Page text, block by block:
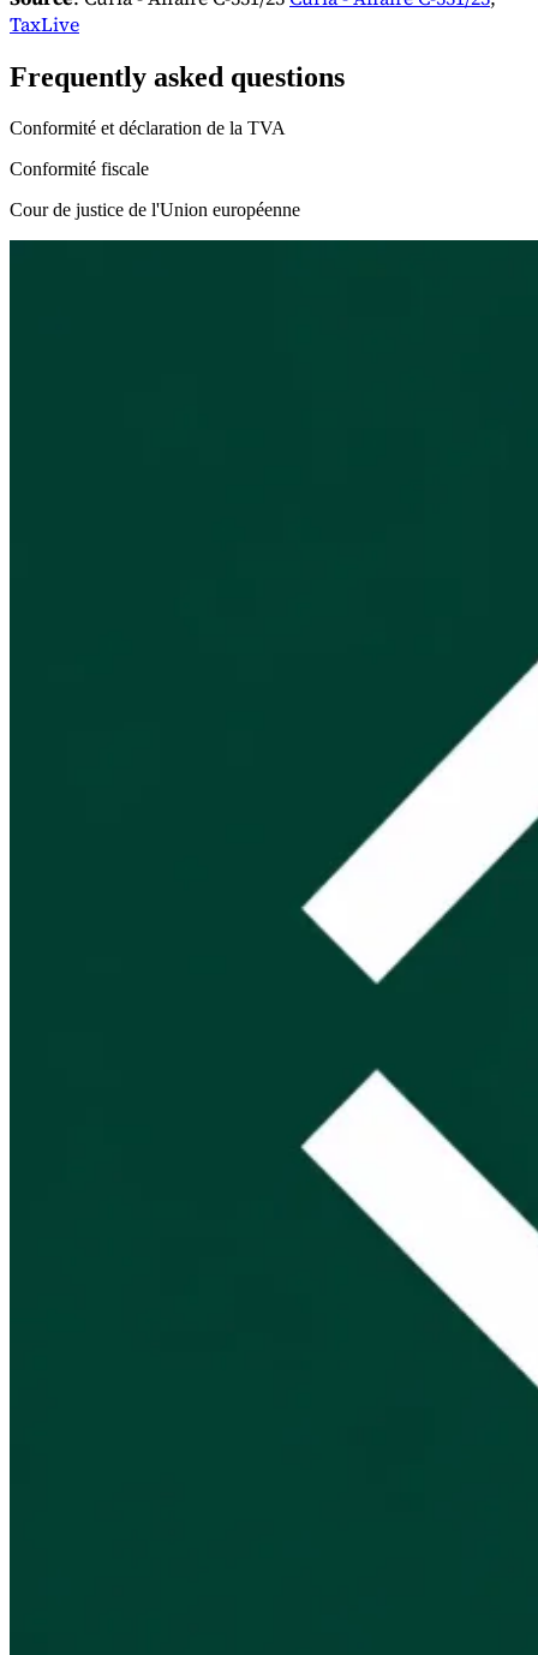
TaxLive
Frequently asked questions
Conformité et déclaration de la TVA
Conformité fiscale
Cour de justice de l'Union européenne